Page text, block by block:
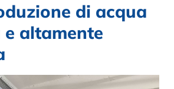
di acqua
altamente